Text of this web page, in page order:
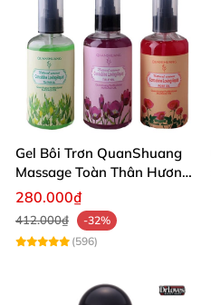
Gel Bôi Trơn QuanShuang
Massage Toàn Thân Hương
Hoa Quyến Rũ
280.000₫
412.000₫
-32%
(596)